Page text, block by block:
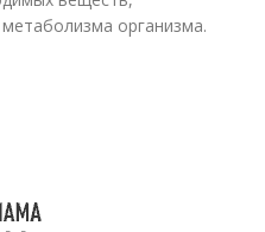
организма.